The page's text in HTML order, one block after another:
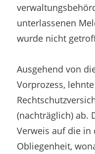
unterlassenen
wurde nicht
Ausgehend von
Vorprozess,
(nachträglich) ab.
Verweis auf die in
Obliegenheit,